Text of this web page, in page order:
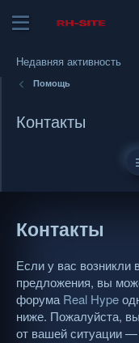
Недавняя активность
Помощь
Контакты
Контакты
Если у вас
предложения, вы
форумаReal Hype
ниже. Пожалуйста,
от вашей ситуации —